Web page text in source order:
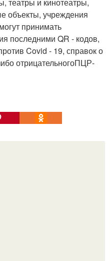
объекты, учреждения
принимать
последними QR - кодов,
Covid - 19, справок о
отрицательногоПЦР-